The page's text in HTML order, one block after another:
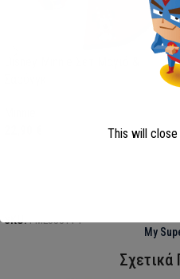
SKU:FML358114
My
Σχετικά
This will close